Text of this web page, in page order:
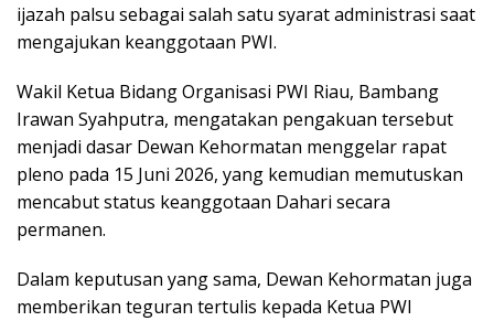
ijazah palsu sebagai salah satu syarat administrasi saat
mengajukan keanggotaan PWI.
Wakil Ketua Bidang Organisasi PWI Riau, Bambang
Irawan Syahputra, mengatakan pengakuan tersebut
menjadi dasar Dewan Kehormatan menggelar rapat
pleno pada 15 Juni 2026, yang kemudian memutuskan
mencabut status keanggotaan Dahari secara
permanen.
Dalam keputusan yang sama, Dewan Kehormatan juga
memberikan teguran tertulis kepada Ketua PWI